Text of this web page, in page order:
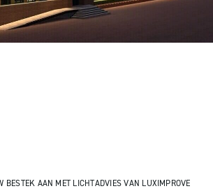
BESTEK AAN MET LICHTADVIES VAN LUXIMPROVE